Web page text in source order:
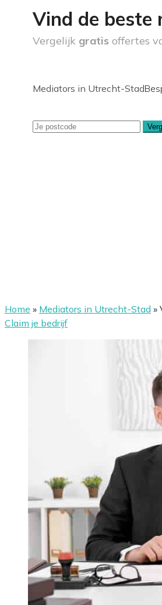
Vind de beste
Vergelijk gratis offertes
Mediators in Utrecht-Stad
Home » Mediators in Utrecht-Stad »
Claim je bedrijf